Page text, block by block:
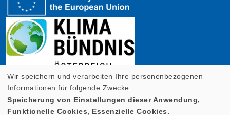
Wir speichern und verarbeiten Ihre personenbezogenen
Informationen für folgende Zwecke:
Speicherung von Einstellungen dieser Anwendung,
Funktionelle Cookies, Essenzielle Cookies.